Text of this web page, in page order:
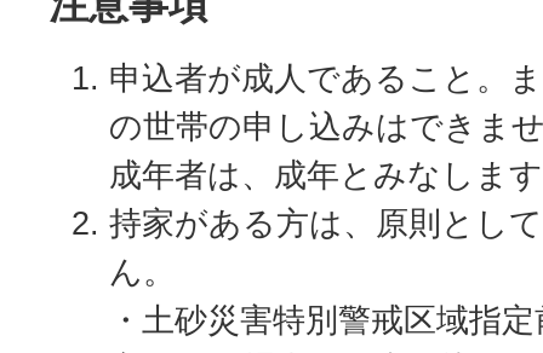
申込者が成人であること。
の世帯の申し込みはできま
成年者は、成年とみなしま
持家がある方は、原則とし
ん。
・土砂災害特別警戒区域指